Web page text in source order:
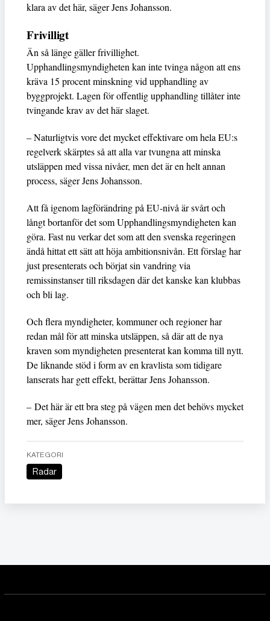
klara av det här, säger Jens Johansson.
Frivilligt
Än så länge gäller frivillighet.
Upphandlingsmyndigheten kan inte tvinga någon att ens
kräva 15 procent minskning vid upphandling av
byggprojekt. Lagen för offentlig upphandling tillåter inte
tvingande krav av det här slaget.
– Naturligtvis vore det mycket effektivare om hela EU:s
regelverk skärptes så att alla var tvungna att minska
utsläppen med vissa nivåer, men det är en helt annan
process, säger Jens Johansson.
Att få igenom lagförändring på EU-nivå är svårt och
långt bortanför det som Upphandlingsmyndigheten kan
göra. Fast nu verkar det som att den svenska regeringen
ändå hittat ett sätt att höja ambitionsnivån. Ett förslag har
just presenterats och börjat sin vandring via
remissinstanser till riksdagen där det kanske kan klubbas
och bli lag.
Och flera myndigheter, kommuner och regioner har
redan mål för att minska utsläppen, så där att de nya
kraven som myndigheten presenterat kan komma till nytt.
De liknande stöd i form av en kravlista som tidigare
lanserats har gett effekt, berättar Jens Johansson.
– Det här är ett bra steg på vägen men det behövs mycket
mer, säger Jens Johansson.
KATEGORI
Radar